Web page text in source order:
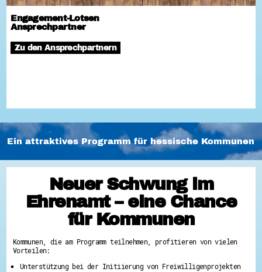
Engagement-Lotsen
Ansprechpartner
Zu den Ansprechpartnern
Ein attraktives Programm für hessische Kommunen
Neuer Schwung im
Ehrenamt – eine Chance
für Kommunen
Kommunen, die am Programm teilnehmen, profitieren von vielen
Vorteilen:
Unterstützung bei der Initiierung von Freiwilligenprojekten